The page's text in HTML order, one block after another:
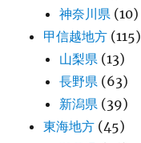
神奈川県 (10)
甲信越地方 (115)
山梨県 (13)
長野県 (63)
新潟県 (39)
東海地方 (45)